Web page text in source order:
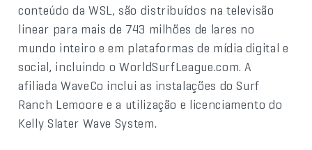
conteúdo da WSL, são distribuídos na televisão
linear para mais de 743 milhões de lares no
mundo inteiro e em plataformas de mídia digital e
social, incluindo o WorldSurfLeague.com. A
afiliada WaveCo inclui as instalações do Surf
Ranch Lemoore e a utilização e licenciamento do
Kelly Slater Wave System.